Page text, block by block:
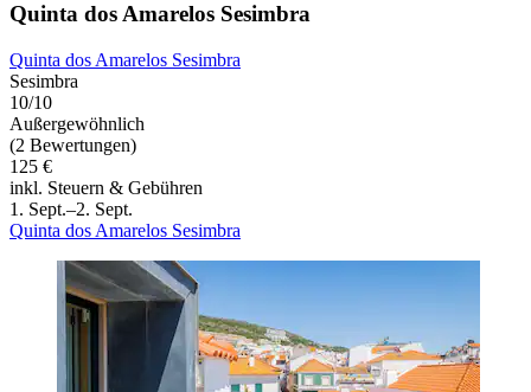
Quinta dos Amarelos Sesimbra
Quinta dos Amarelos Sesimbra
Sesimbra
10/10
Außergewöhnlich
(2 Bewertungen)
125 €
inkl. Steuern & Gebühren
1. Sept.–2. Sept.
Quinta dos Amarelos Sesimbra